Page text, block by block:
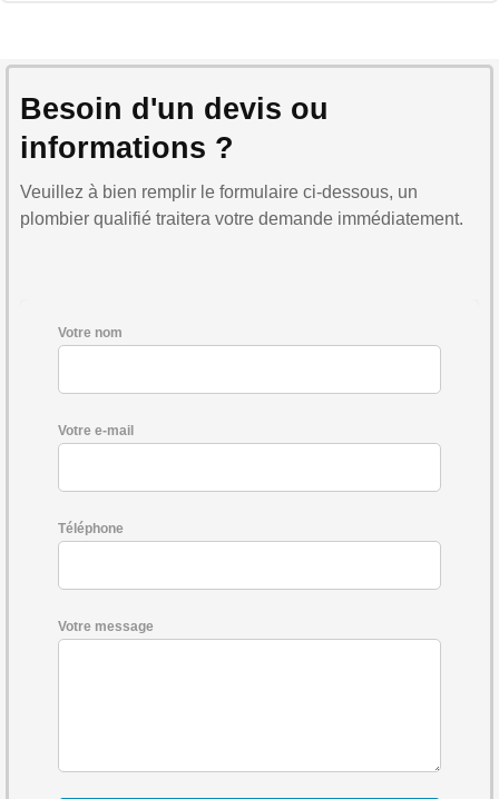
Besoin d'un devis ou
informations ?
Veuillez à bien remplir le formulaire ci-dessous, un
plombier qualifié traitera votre demande immédiatement.
Votre nom
Votre e-mail
Téléphone
Votre message